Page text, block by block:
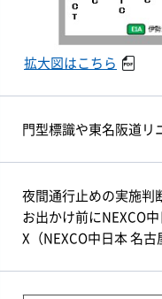
拡大図はこちら
門型標識や東名阪道リ
夜間通行止めの実施判
お出かけ前にNEXCO
X（NEXCO中日本 名